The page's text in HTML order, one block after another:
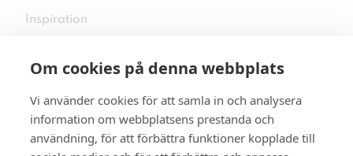
Om cookies på denna webbplats
Vi använder cookies för att samla in och analysera
information om webbplatsens prestanda och
användning, för att förbättra funktioner kopplade till
Inspiration
Följ oss på sociala medier